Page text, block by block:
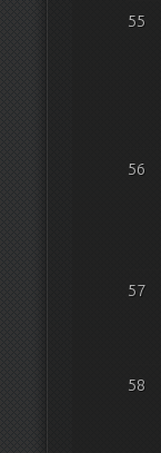
55
56
57
58